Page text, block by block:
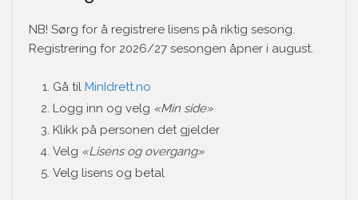
NB! Sørg for å registrere lisens på riktig sesong.
Registrering for 2026/27 sesongen åpner i august.
Gå til MinIdrett.no
Logg inn og velg «Min side»
Klikk på personen det gjelder
Velg «Lisens og overgang»
Velg lisens og betal